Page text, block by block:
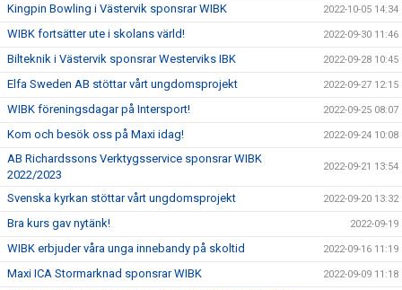
Kingpin Bowling i Västervik sponsrar WIBK 2022-10-05 14:34
WIBK fortsätter ute i skolans värld! 2022-09-30 11:46
Bilteknik i Västervik sponsrar Westerviks IBK 2022-09-28 10:45
Elfa Sweden AB stöttar vårt ungdomsprojekt 2022-09-27 12:15
WIBK föreningsdagar på Intersport! 2022-09-25 08:07
Kom och besök oss på Maxi idag! 2022-09-24 10:08
AB Richardssons Verktygsservice sponsrar WIBK
2022/2023
2022-09-21 13:54
Svenska kyrkan stöttar vårt ungdomsprojekt 2022-09-20 13:32
Bra kurs gav nytänk! 2022-09-19
WIBK erbjuder våra unga innebandy på skoltid 2022-09-16 11:19
Maxi ICA Stormarknad sponsrar WIBK 2022-09-09 11:18